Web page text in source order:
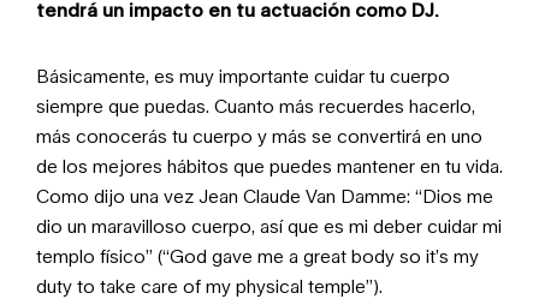
tendrá un impacto en tu actuación como DJ.
Básicamente, es muy importante cuidar tu cuerpo
siempre que puedas. Cuanto más recuerdes hacerlo,
más conocerás tu cuerpo y más se convertirá en uno
de los mejores hábitos que puedes mantener en tu vida.
Como dijo una vez Jean Claude Van Damme: “Dios me
dio un maravilloso cuerpo, así que es mi deber cuidar mi
templo físico” (“God gave me a great body so it’s my
duty to take care of my physical temple”).